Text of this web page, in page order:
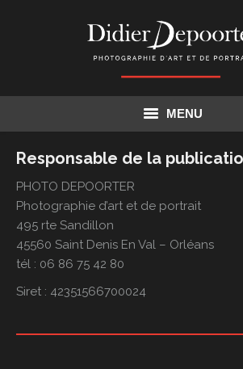
MENU
Accueil
Actualités
Corporate entreprise
Particulier
Responsable de la
PHOTO DEPOORTER
Photographie d’art et de portrait
495 rte Sandillon
45560 Saint Denis En Val – Orléans
tél : 06 86 75 42 80
Siret : 42351566700024